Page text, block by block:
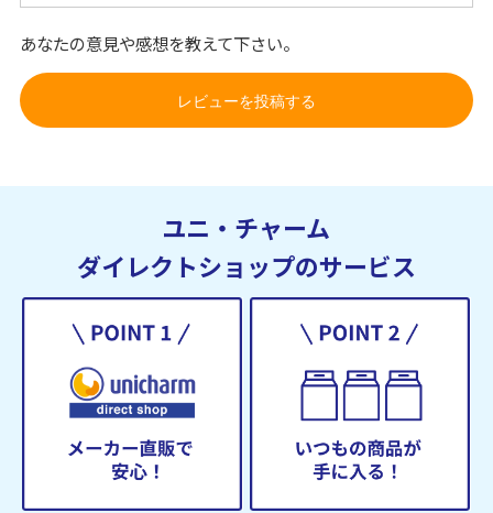
あなたの意見や感想を教えて下さい。
レビューを投稿する
ユニ・チャーム
ダイレクトショップのサービス